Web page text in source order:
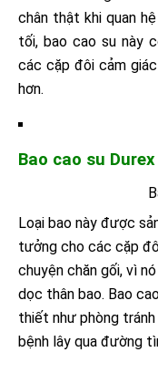
chân thật khi quan
tối, bao cao su này
các cặp đôi cảm
hơn.
Bao cao su
Loại bao này được
tưởng cho các cặp
chuyện chăn gối, vì
dọc thân bao. Bao
thiết như phòng tránh
bệnh lây qua đường